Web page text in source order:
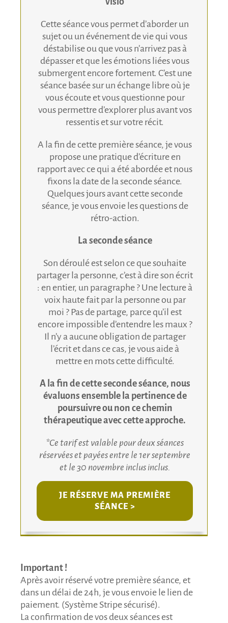
Cette séance vous permet d’aborder un
sujet ou un événement de vie qui vous
déstabilise ou que vous n’arrivez pas à
dépasser et que les émotions liées vous
submergent encore fortement. C’est une
séance basée sur un échange libre où je
vous écoute et vous questionne pour
vous permettre d’explorer plus avant vos
ressentis et sur votre récit.
A la fin de cette première séance, je vous
propose une pratique d’écriture en
rapport avec ce qui a été abordée et nous
fixons la date de la seconde séance.
Quelques jours avant cette seconde
séance, je vous envoie les questions de
rétro-action.
La seconde séance
Son déroulé est selon ce que souhaite
partager la personne, c’est à dire son écrit
: en entier, un paragraphe ? Une lecture à
voix haute fait par la personne ou par
moi ? Pas de partage, parce qu’il est
encore impossible d’entendre les maux ?
Il n’y a aucune obligation de partager
l’écrit et dans ce cas, je vous aide à
mettre en mots cette difficulté.
A la fin de cette seconde séance, nous
évaluons ensemble la pertinence de
poursuivre ou non ce chemin
thérapeutique avec cette approche.
*Ce tarif est valable pour deux séances
réservées et payées entre le 1er septembre
et le 30 novembre inclus inclus.
JE RÉSERVE MA PREMIÈRE
SÉANCE >
Important !
Après avoir réservé votre première séance, et
dans un délai de 24h, je vous envoie le lien de
paiement. (Système Stripe sécurisé).
La confirmation de vos deux séances est